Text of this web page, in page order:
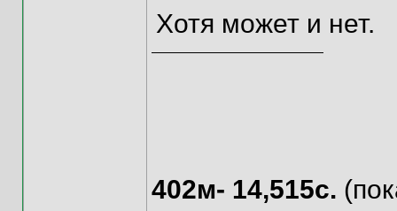
Хотя может и нет.
402м- 14,515с.